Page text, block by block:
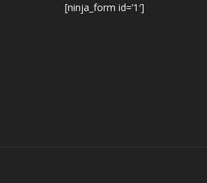
[ninja_form id=’1′]